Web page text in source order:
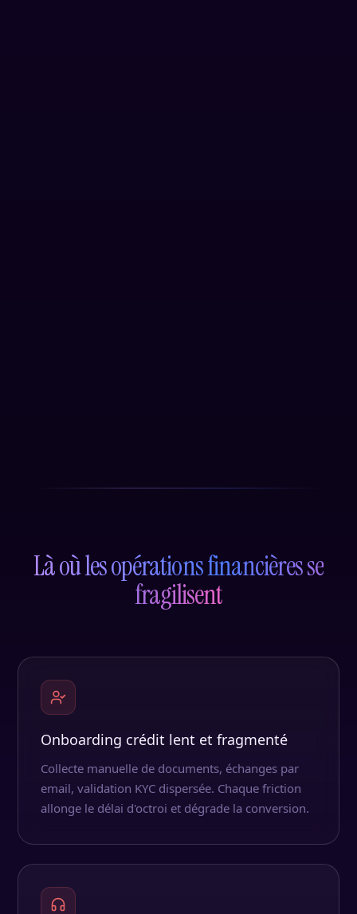
Là où les opérations financières se
fragilisent
Onboarding crédit lent et fragmenté
Collecte manuelle de documents, échanges par
email, validation KYC dispersée. Chaque friction
allonge le délai d'octroi et dégrade la conversion.